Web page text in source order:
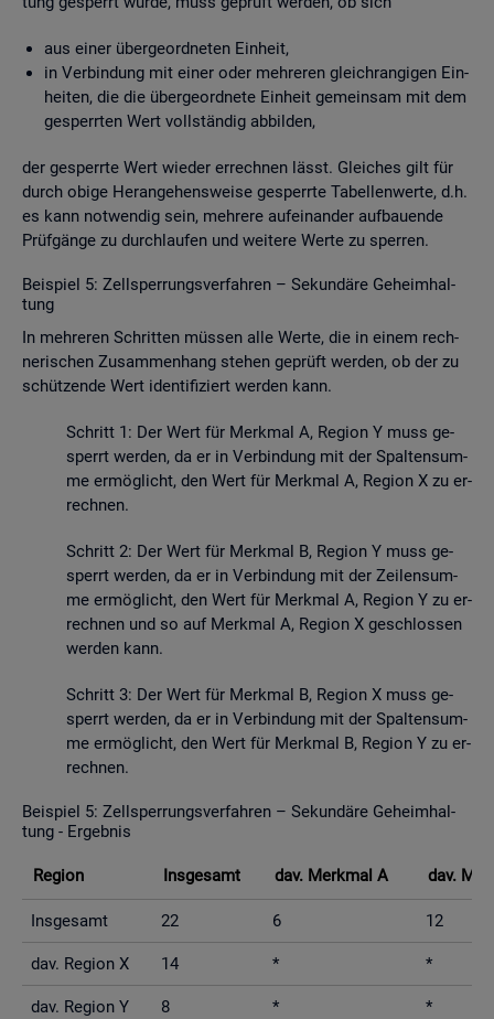
aus einer über­ge­ord­ne­ten Ein­heit,
in Ver­bin­dung mit einer oder meh­re­ren gleich­ran­gi­gen Ein­
hei­ten, die die über­ge­ord­ne­te Ein­heit ge­mein­sam mit dem
ge­sperr­ten Wert voll­stän­dig ab­bil­den,
der ge­sperr­te Wert wie­der er­rech­nen lässt. Glei­ches gilt für
durch obige Her­an­ge­hens­wei­se ge­sperr­te Ta­bel­len­wer­te, d.h.
es kann not­wen­dig sein, meh­re­re auf­ein­an­der auf­bau­en­de
Prüf­gän­ge zu durch­lau­fen und wei­te­re Werte zu sper­ren.
Bei­spiel 5: Zell­sper­rungs­ver­fah­ren – Se­kun­dä­re Ge­heim­hal­
tung
In meh­re­ren Schrit­ten müs­sen alle Werte, die in einem rech­
ne­ri­schen Zu­sam­men­hang ste­hen ge­prüft wer­den, ob der zu
schüt­zen­de Wert iden­ti­fi­ziert wer­den kann.
Schritt 1: Der Wert für Merk­mal A, Re­gi­on Y muss ge­
sperrt wer­den, da er in Ver­bin­dung mit der Spal­ten­sum­
me er­mög­licht, den Wert für Merk­mal A, Re­gi­on X zu er­
rech­nen.
Schritt 2: Der Wert für Merk­mal B, Re­gi­on Y muss ge­
sperrt wer­den, da er in Ver­bin­dung mit der Zei­len­sum­
me er­mög­licht, den Wert für Merk­mal A, Re­gi­on Y zu er­
rech­nen und so auf Merk­mal A, Re­gi­on X ge­schlos­sen
wer­den kann.
Schritt 3: Der Wert für Merk­mal B, Re­gi­on X muss ge­
sperrt wer­den, da er in Ver­bin­dung mit der Spal­ten­sum­
me er­mög­licht, den Wert für Merk­mal B, Re­gi­on Y zu er­
rech­nen.
Bei­spiel 5: Zell­sper­rungs­ver­fah­ren – Se­kun­dä­re Ge­heim­hal­
tung - Er­geb­nis
Re­gi­on Ins­ge­samt dav. Merk­mal A dav.
Ins­ge­samt 22 6 12
dav. Re­gi­on X 14 * *
dav. Re­gi­on Y 8 * *